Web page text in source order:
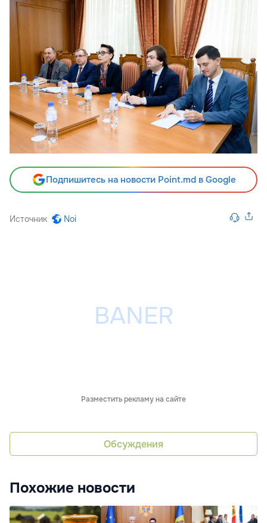
Подпишитесь на новости Point.md в Google
Источник Noi
Разместить рекламу на сайте
Обсуждения
Похожие новости